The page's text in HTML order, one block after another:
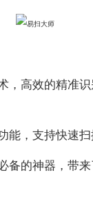
，高效的精准
能，支持快速扫
备的神器，带来